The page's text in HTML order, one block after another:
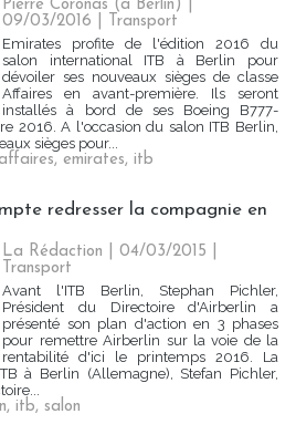
Pierre Coronas (à Berlin) |
09/03/2016
Transport
Emirates profite de l'édition 2016 du
salon international ITB à Berlin pour
dévoiler ses nouveaux sièges de classe
Affaires en avant-première. Ils seront
installés à bord de ses Boeing B777-
2016. A l'occasion du salon ITB Berlin,
sièges pour...
, emirates, itb
redresser la compagnie en
La Rédaction | 04/03/2015
Transport
Avant l'ITB Berlin, Stephan Pichler,
Président du Directoire d'Airberlin a
présenté son plan d'action en 3 phases
pour remettre Airberlin sur la voie de la
rentabilité d'ici le printemps 2016. La
à Berlin (Allemagne), Stefan Pichler,
, itb, salon